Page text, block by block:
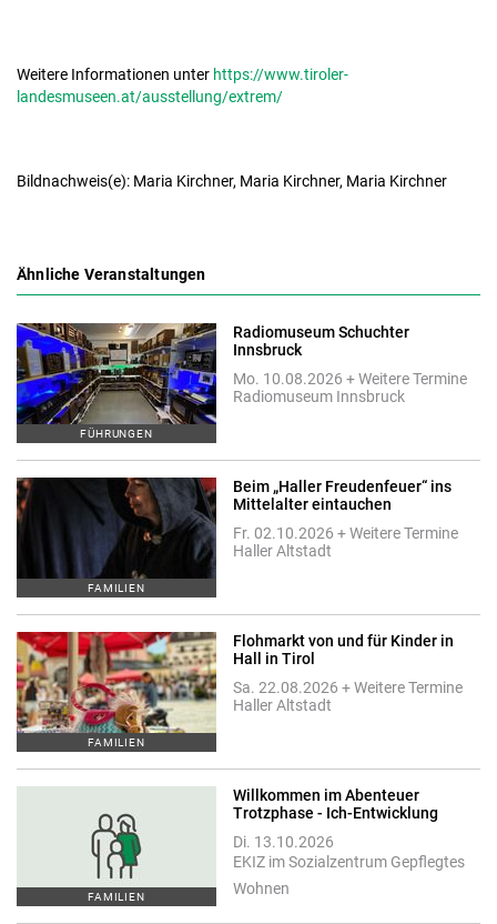
Weitere Informationen unter https://www.tiroler-
landesmuseen.at/ausstellung/extrem/
Bildnachweis(e): Maria Kirchner, Maria Kirchner, Maria Kirchner
Ähnliche Veranstaltungen
FÜHRUNGEN
Radiomuseum Schuchter
Innsbruck
Mo. 10.08.2026 + Weitere Termine
Radiomuseum Innsbruck
FAMILIEN
Beim „Haller Freudenfeuer“ ins
Mittelalter eintauchen
Fr. 02.10.2026 + Weitere Termine
Haller Altstadt
FAMILIEN
Flohmarkt von und für Kinder in
Hall in Tirol
Sa. 22.08.2026 + Weitere Termine
Haller Altstadt
FAMILIEN
Willkommen im Abenteuer
Trotzphase - Ich-Entwicklung
Di. 13.10.2026
EKIZ im Sozialzentrum Gepflegtes
Wohnen